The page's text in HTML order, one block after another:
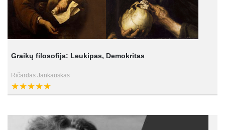
Graikų filosofija: Leukipas, Demokritas
Ričardas Jankauskas